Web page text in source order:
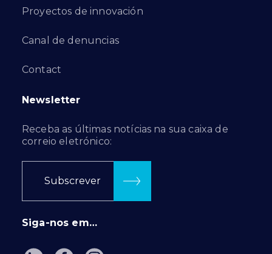
Proyectos de innovación
Canal de denuncias
Contact
Newsletter
Receba as últimas notícias na sua caixa de
correio eletrónico:
Subscrever
Siga-nos em…